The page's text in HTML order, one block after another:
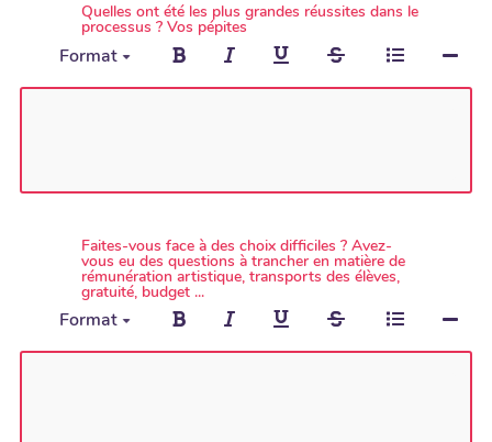
Quelles ont été les plus grandes réussites dans le
processus ? Vos pépites
Format
Faites-vous face à des choix difficiles ? Avez-
vous eu des questions à trancher en matière de
rémunération artistique, transports des élèves,
gratuité, budget ...
Format